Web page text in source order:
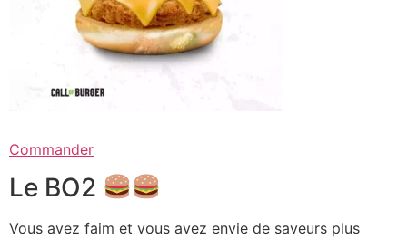
Commander
Le BO2
Vous avez faim et vous avez envie de saveurs plus